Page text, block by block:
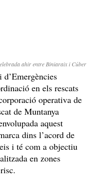
ahir entre Biniaraix i Cúber
en els rescats
operativa de
de Muntanya
aquest
dins l’acord de
i té com a objectiu
en zones